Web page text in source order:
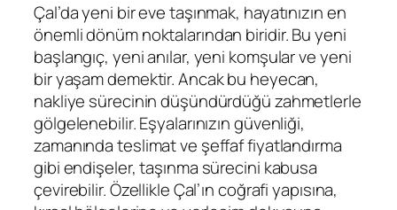
Çal’da yeni bir eve taşınmak, hayatınızın en
önemli dönüm noktalarından biridir. Bu yeni
başlangıç, yeni anılar, yeni komşular ve yeni
bir yaşam demektir. Ancak bu heyecan,
nakliye sürecinin düşündürdüğü zahmetlerle
gölgelenebilir. Eşyalarınızın güvenliği,
zamanında teslimat ve şeffaf fiyatlandırma
gibi endişeler, taşınma sürecini kabusa
çevirebilir. Özellikle Çal’ın coğrafi yapısına,